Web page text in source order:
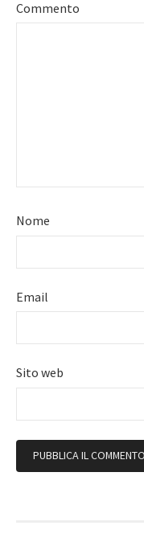
Commento
Nome
Email
Sito web